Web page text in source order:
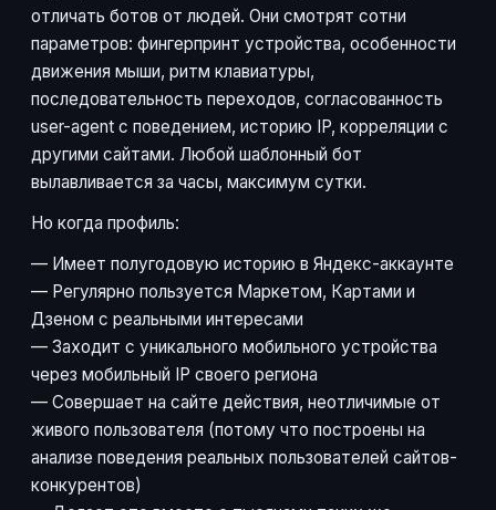
отличать ботов от людей. Они смотрят сотни
параметров: фингерпринт устройства, особенности
движения мыши, ритм клавиатуры,
последовательность переходов, согласованность
user-agent с поведением, историю IP, корреляции с
другими сайтами. Любой шаблонный бот
вылавливается за часы, максимум сутки.
Но когда профиль:
— Имеет полугодовую историю в Яндекс-аккаунте
— Регулярно пользуется Маркетом, Картами и
Дзеном с реальными интересами
— Заходит с уникального мобильного устройства
через мобильный IP своего региона
— Совершает на сайте действия, неотличимые от
живого пользователя (потому что построены на
анализе поведения реальных пользователей сайтов-
конкурентов)